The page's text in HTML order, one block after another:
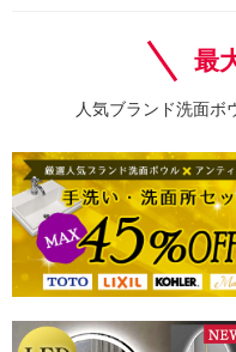
最
人気ブランド洗面ボ